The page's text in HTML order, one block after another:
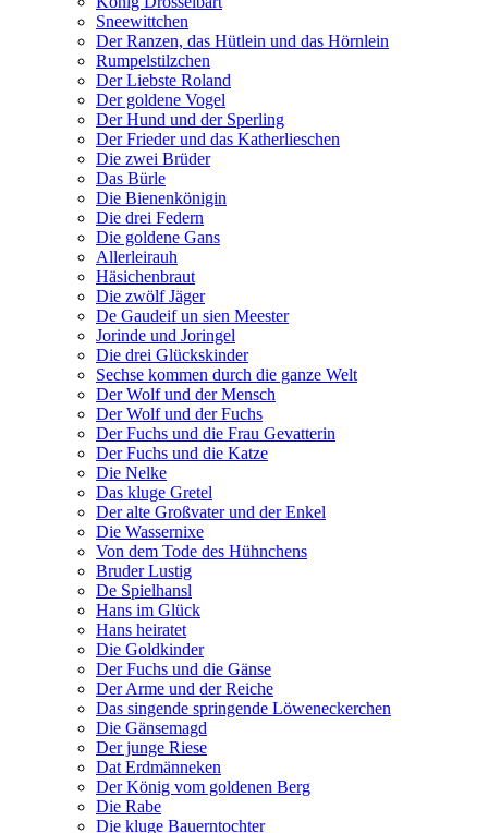
Sneewittchen
Der Ranzen, das Hütlein und das Hörnlein
Rumpelstilzchen
Der Liebste Roland
Der goldene Vogel
Der Hund und der Sperling
Der Frieder und das Katherlieschen
Die zwei Brüder
Das Bürle
Die Bienenkönigin
Die drei Federn
Die goldene Gans
Allerleirauh
Häsichenbraut
Die zwölf Jäger
De Gaudeif un sien Meester
Jorinde und Joringel
Die drei Glückskinder
Sechse kommen durch die ganze Welt
Der Wolf und der Mensch
Der Wolf und der Fuchs
Der Fuchs und die Frau Gevatterin
Der Fuchs und die Katze
Die Nelke
Das kluge Gretel
Der alte Großvater und der Enkel
Die Wassernixe
Von dem Tode des Hühnchens
Bruder Lustig
De Spielhansl
Hans im Glück
Hans heiratet
Die Goldkinder
Der Fuchs und die Gänse
Der Arme und der Reiche
Das singende springende Löweneckerchen
Die Gänsemagd
Der junge Riese
Dat Erdmänneken
Der König vom goldenen Berg
Die Rabe
Die kluge Bauerntochter